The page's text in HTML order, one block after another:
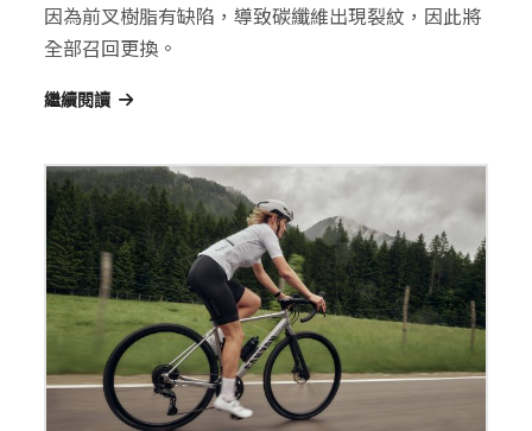
因為前叉樹脂有缺陷，導致碳纖維出現裂紋，因此將
全部召回更換。
繼續閱讀